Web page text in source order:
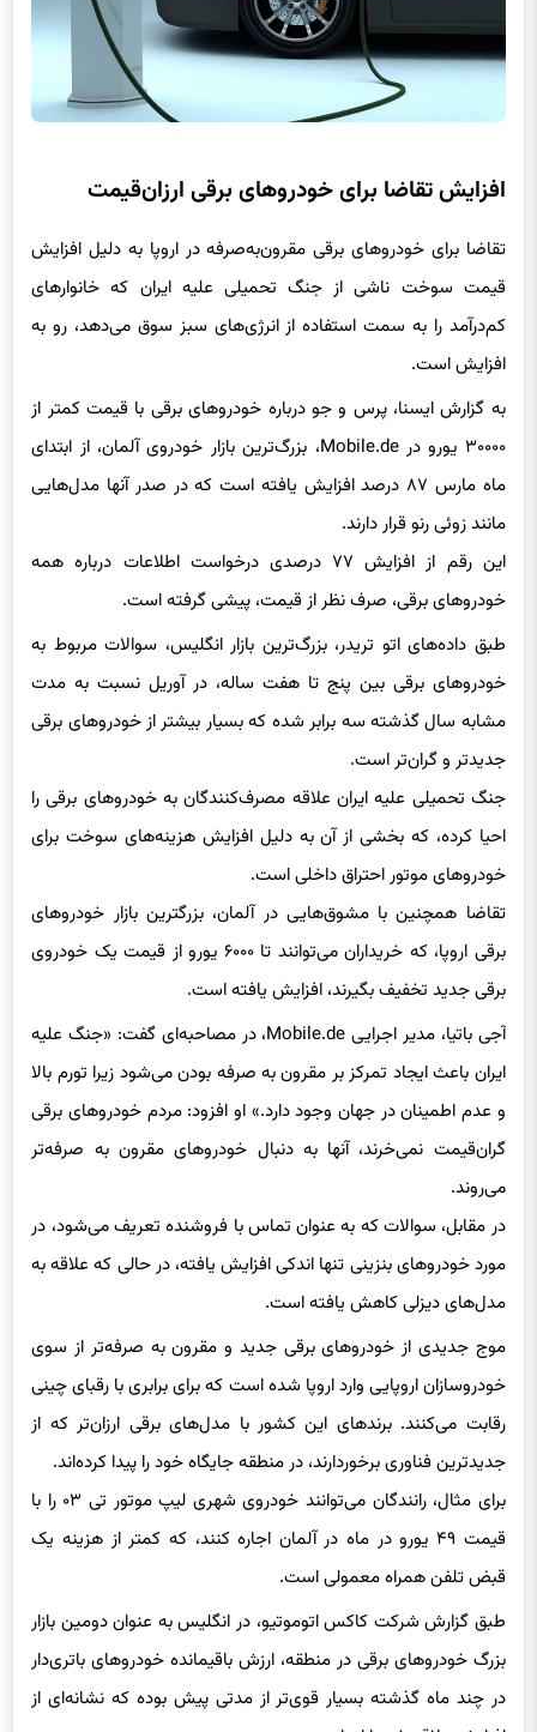
افزایش تقاضا برای خودروهای برقی ارزان‌قیمت
تقاضا برای خودروهای برقی مقرون‌به‌صرفه در اروپا به دلیل افزایش
قیمت سوخت ناشی از جنگ تحمیلی علیه ایران که خانوارهای
کم‌درآمد را به سمت استفاده از انرژی‌های سبز سوق می‌دهد، رو به
افزایش است.
به گزارش ایسنا، پرس و جو درباره خودروهای برقی با قیمت کمتر از
۳۰۰۰۰ یورو در Mobile.de، بزرگ‌ترین بازار خودروی آلمان، از ابتدای
ماه مارس ۸۷ درصد افزایش یافته است که در صدر آنها مدل‌هایی
مانند زوئی رنو قرار دارند.
این رقم از افزایش ۷۷ درصدی درخواست اطلاعات درباره همه
خودروهای برقی، صرف نظر از قیمت، پیشی گرفته است.
طبق داده‌های اتو تریدر، بزرگ‌ترین بازار انگلیس، سوالات مربوط به
خودروهای برقی بین پنج تا هفت ساله، در آوریل نسبت به مدت
مشابه سال گذشته سه برابر شده که بسیار بیشتر از خودروهای برقی
جدیدتر و گران‌تر است.
جنگ تحمیلی علیه ایران علاقه مصرف‌کنندگان به خودروهای برقی را
احیا کرده، که بخشی از آن به دلیل افزایش هزینه‌های سوخت برای
خودروهای موتور احتراق داخلی است.
تقاضا همچنین با مشوق‌هایی در آلمان، بزرگترین بازار خودروهای
برقی اروپا، که خریداران می‌توانند تا ۶۰۰۰ یورو از قیمت یک خودروی
برقی جدید تخفیف بگیرند، افزایش یافته است.
آجی باتیا، مدیر اجرایی Mobile.de، در مصاحبه‌ای گفت: «جنگ علیه
ایران باعث ایجاد تمرکز بر مقرون به صرفه بودن می‌شود زیرا تورم بالا
و عدم اطمینان در جهان وجود دارد.» او افزود: مردم خودروهای برقی
گران‌قیمت نمی‌خرند، آنها به دنبال خودروهای مقرون به صرفه‌تر
می‌روند.
در مقابل، سوالات که به عنوان تماس با فروشنده تعریف می‌شود، در
مورد خودروهای بنزینی تنها اندکی افزایش یافته، در حالی که علاقه به
مدل‌های دیزلی کاهش یافته است.
موج جدیدی از خودروهای برقی جدید و مقرون به صرفه‌تر از سوی
خودروسازان اروپایی وارد اروپا شده است که برای برابری با رقبای چینی
رقابت می‌کنند. برندهای این کشور با مدل‌های برقی ارزان‌تر که از
جدیدترین فناوری برخوردارند، در منطقه جایگاه خود را پیدا کرده‌اند.
برای مثال، رانندگان می‌توانند خودروی شهری لیپ موتور تی ۰۳ را با
قیمت ۴۹ یورو در ماه در آلمان اجاره کنند، که کمتر از هزینه یک
قبض تلفن همراه معمولی است.
طبق گزارش شرکت کاکس اتوموتیو، در انگلیس به عنوان دومین بازار
بزرگ خودروهای برقی در منطقه، ارزش باقیمانده خودروهای باتری‌دار
در چند ماه گذشته بسیار قوی‌تر از مدتی پیش بوده که نشانه‌ای از